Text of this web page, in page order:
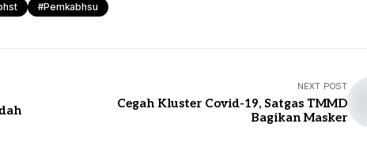
#pemkabhsu
NEXT POST
Cegah Kluster Covid-19, Satgas TMMD
Bagikan Masker